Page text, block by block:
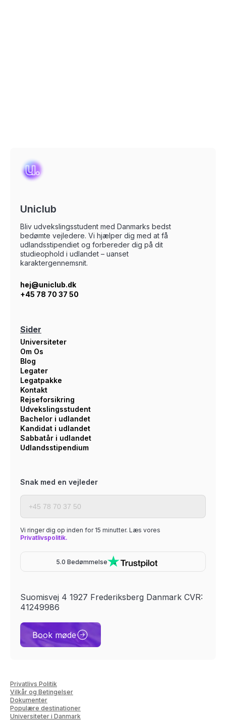
Uniclub
Bliv udvekslingsstudent med Danmarks bedst
bedømte vejledere. Vi hjælper dig med at få
udlandsstipendiet og forbereder dig på dit
studieophold i udlandet – uanset
karaktergennemsnit.
hej@uniclub.dk
+45 78 70 37 50
Sider
Universiteter
Om Os
Blog
Legater
Legatpakke
Kontakt
Rejseforsikring
Udvekslingsstudent
Bachelor i udlandet
Kandidat i udlandet
Sabbatår i udlandet
Udlandsstipendium
Snak med en vejleder
Vi ringer dig op inden for 15 minutter. Læs vores
Privatlivspolitik.
5.0 Bedømmelse
Suomisvej 4 1927 Frederiksberg Danmark CVR:
41249986
Book møde
Privatlivs Politik
Vilkår og Betingelser
Dokumenter
Populære destinationer
Universiteter i Danmark